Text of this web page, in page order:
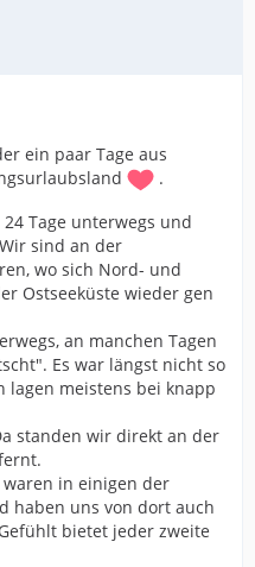
ein paar Tage aus
.
Tage unterwegs und
sind an der
wo sich Nord- und
Ostseeküste wieder gen
an manchen Tagen
Es war längst nicht so
lagen meistens bei knapp
standen wir direkt an der
in einigen der
haben uns von dort auch
bietet jeder zweite